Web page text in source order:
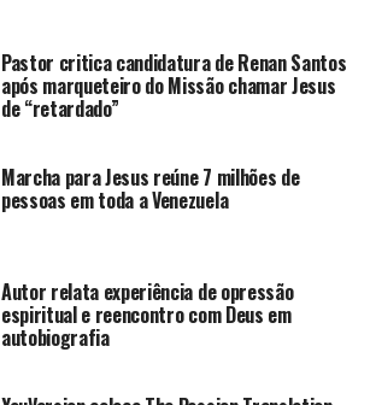
Pastor critica candidatura de Renan Santos
após marqueteiro do Missão chamar Jesus
de “retardado”
Marcha para Jesus reúne 7 milhões de
pessoas em toda a Venezuela
Autor relata experiência de opressão
espiritual e reencontro com Deus em
autobiografia